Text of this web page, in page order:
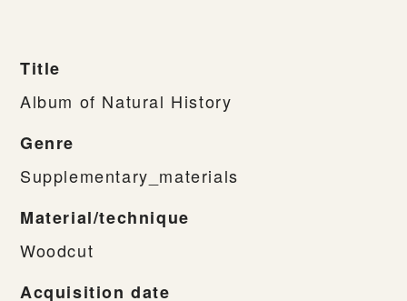
Title
Album of Natural History
Genre
Supplementary_materials
Material/technique
Woodcut
Acquisition date